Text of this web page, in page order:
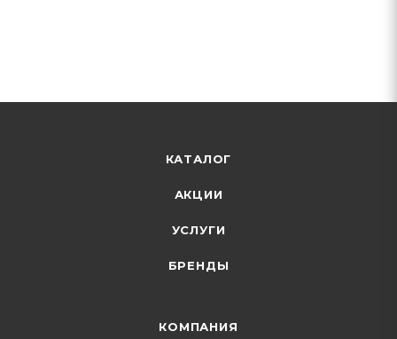
КАТАЛОГ
АКЦИИ
УСЛУГИ
БРЕНДЫ
КОМПАНИЯ